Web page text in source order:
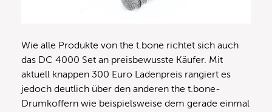
Wie alle Produkte von the t.bone richtet sich auch
das DC 4000 Set an preisbewusste Käufer. Mit
aktuell knappen 300 Euro Ladenpreis rangiert es
jedoch deutlich über den anderen the t.bone-
Drumkoffern wie beispielsweise dem gerade einmal